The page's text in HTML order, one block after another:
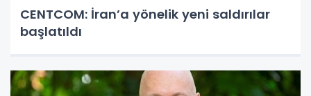
CENTCOM: İran’a yönelik yeni saldırılar
başlatıldı